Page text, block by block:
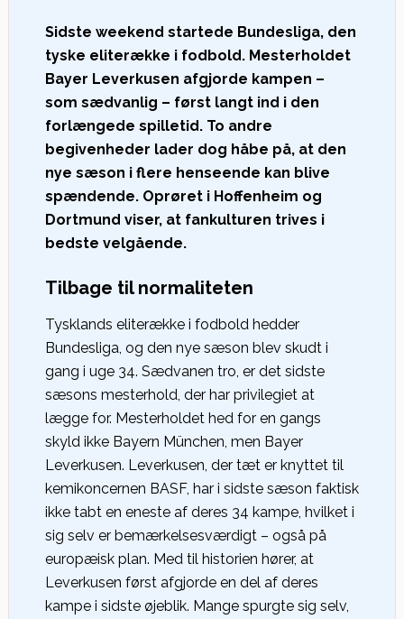
Sidste weekend startede Bundesliga, den
tyske eliterække i fodbold. Mesterholdet
Bayer Leverkusen afgjorde kampen –
som sædvanlig – først langt ind i den
forlængede spilletid. To andre
begivenheder lader dog håbe på, at den
nye sæson i flere henseende kan blive
spændende. Oprøret i Hoffenheim og
Dortmund viser, at fankulturen trives i
bedste velgående.
Tilbage til normaliteten
Tysklands eliterække i fodbold hedder
Bundesliga, og den nye sæson blev skudt i
gang i uge 34. Sædvanen tro, er det sidste
sæsons mesterhold, der har privilegiet at
lægge for. Mesterholdet hed for en gangs
skyld ikke Bayern München, men Bayer
Leverkusen. Leverkusen, der tæt er knyttet til
kemikoncernen BASF, har i sidste sæson faktisk
ikke tabt en eneste af deres 34 kampe, hvilket i
sig selv er bemærkelsesværdigt – også på
europæisk plan. Med til historien hører, at
Leverkusen først afgjorde en del af deres
kampe i sidste øjeblik. Mange spurgte sig selv,